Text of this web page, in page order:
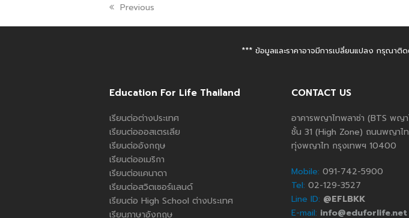
Previous
*** ข้อมูลและราคาอาจมีการเปลี่ยนแปลง กรุณา
Education For Life Thailand
เรียนต่อต่างประเทศ
เรียนต่อออสเตรเลีย
เรียนต่ออังกฤษ
เรียนต่ออเมริกา
เรียนต่อแคนาดา
เรียนต่อสวิตเซอร์แลนด์
เรียนต่อ High School ต่างประเทศ
เรียนภาษาอังกฤษ
CONTACT US
อาคารพญาไทพลาซ่า (BTS พญ
ชั้น 31 (High Zone) ถนนพญาไท
ทุ่งพญาไท กรุงเทพฯ 10400
Mobile: 091-742-5900
Tel: 02-129-3527
Line ID: @EFLBKK
E-mail: info@eduforlife.net